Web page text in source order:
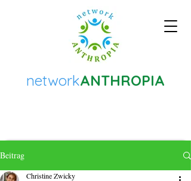
networkANTHROPIA
Beitrag
Christine Zwicky